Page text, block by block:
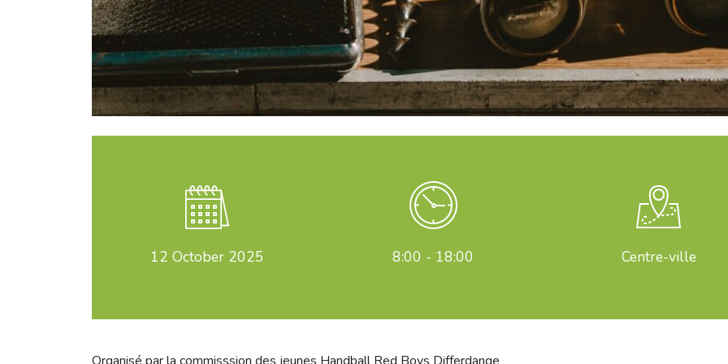
12 October 2025 8:00 - 18:00 Centre-ville